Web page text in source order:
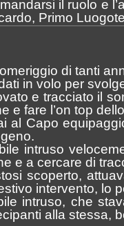
il ruolo e
Primo
di tanti
in volo per
e tracciato il
e fare l’on top
al Capo
intruso
e a cercare di
scoperto,
intervento, lo
intruso, che
alla stessa,